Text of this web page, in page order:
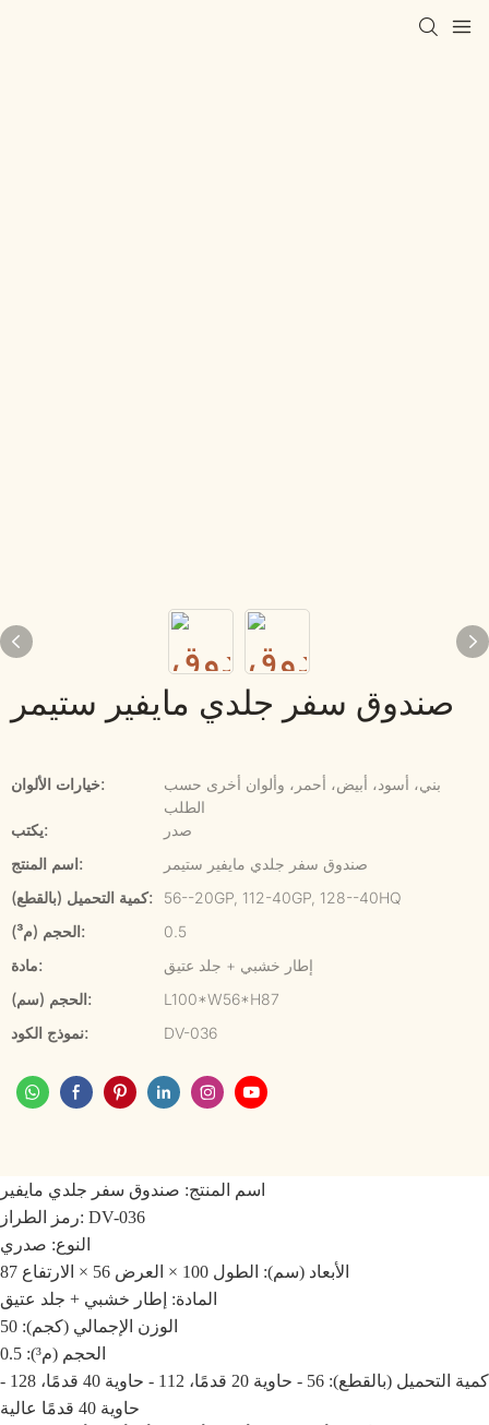
صندوق سفر جلدي مايفير ستيمر
خيارات الألوان:
بني، أسود، أبيض، أحمر، وألوان أخرى حسب
الطلب
يكتب:
صدر
اسم المنتج:
صندوق سفر جلدي مايفير ستيمر
كمية التحميل (بالقطع):
56--20GP, 112-40GP, 128--40HQ
الحجم (م³):
0.5
مادة:
إطار خشبي + جلد عتيق
الحجم (سم):
L100*W56*H87
نموذج الكود:
DV-036
اسم المنتج: صندوق سفر جلدي مايفير
رمز الطراز: DV-036
النوع: صدري
الأبعاد (سم): الطول 100 × العرض 56 × الارتفاع 87
المادة: إطار خشبي + جلد عتيق
الوزن الإجمالي (كجم): 50
الحجم (م³): 0.5
كمية التحميل (بالقطع): 56 - حاوية 20 قدمًا، 112 - حاوية 40 قدمًا، 128 -
حاوية 40 قدمًا عالية